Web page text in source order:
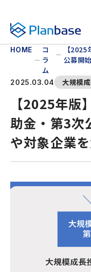
株式会社プランベース
HOME
コ
ラ
ム
【
公募開
2025.03.04 大規模
【2025年版
助金・第3次
や対象企業